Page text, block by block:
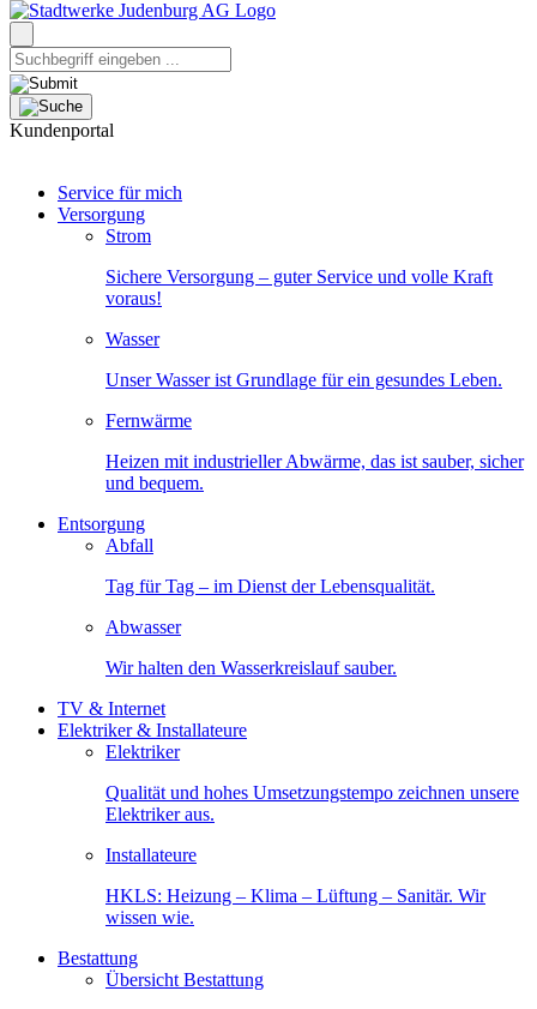
Kundenportal
Service für mich
Versorgung
Strom
Sichere Versorgung – guter Service und volle Kraft
voraus!
Wasser
Unser Wasser ist Grundlage für ein gesundes Leben.
Fernwärme
Heizen mit industrieller Abwärme, das ist sauber, sicher
und bequem.
Entsorgung
Abfall
Tag für Tag – im Dienst der Lebensqualität.
Abwasser
Wir halten den Wasserkreislauf sauber.
TV & Internet
Elektriker & Installateure
Elektriker
Qualität und hohes Umsetzungstempo zeichnen unsere
Elektriker aus.
Installateure
HKLS: Heizung – Klima – Lüftung – Sanitär. Wir
wissen wie.
Bestattung
Übersicht Bestattung